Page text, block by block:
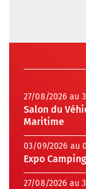
27/08/2026 au
Salon du
Maritime
03/09/2026 au
Expo
27/08/2026 au